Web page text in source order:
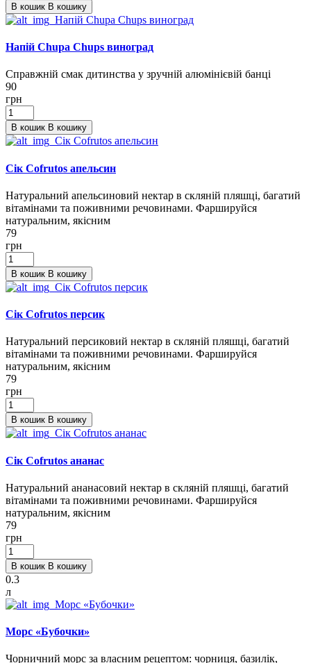
В кошик В кошику
Напій Chupa Chups виноград
Справжній смак дитинства у зручній алюмінієвій банці
90
грн
В кошик В кошику
Сік Cofrutos апельсин
Натуральний апельсиновий нектар в скляній пляшці, багатий
вітамінами та поживними речовинами. Фаршируйся
натуральним, якісним
79
грн
В кошик В кошику
Сік Cofrutos персик
Натуральний персиковий нектар в скляній пляшці, багатий
вітамінами та поживними речовинами. Фаршируйся
натуральним, якісним
79
грн
В кошик В кошику
Сік Cofrutos ананас
Натуральний ананасовий нектар в скляній пляшці, багатий
вітамінами та поживними речовинами. Фаршируйся
натуральним, якісним
79
грн
В кошик В кошику
0.3
л
Морс «Бубочки»
Чорничний морс за власним рецептом: чорниця, базилік,